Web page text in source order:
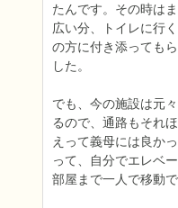
たんです。その時は
広い分、トイレに行
の方に付き添っても
した。
でも、今の施設は元
るので、通路もそれ
えって義母には良か
って、自分でエレベ
部屋まで一人で移動